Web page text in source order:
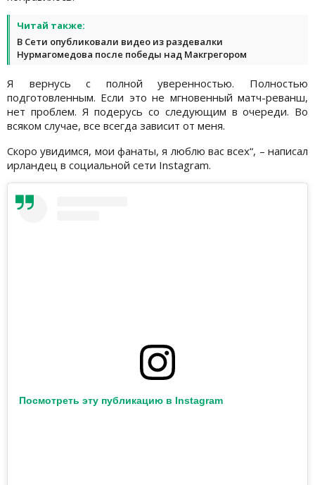
Читай также:
В Сети опубликовали видео из раздевалки
Нурмагомедова после победы над Макгрегором
Я вернусь с полной уверенностью. Полностью
подготовленным. Если это не мгновенный матч-реванш,
нет проблем. Я подерусь со следующим в очереди. Во
всяком случае, все всегда зависит от меня.
Скоро увидимся, мои фанаты, я люблю вас всех“, – написал
ирландец в социальной сети Instagram.
Посмотреть эту публикацию в Instagram